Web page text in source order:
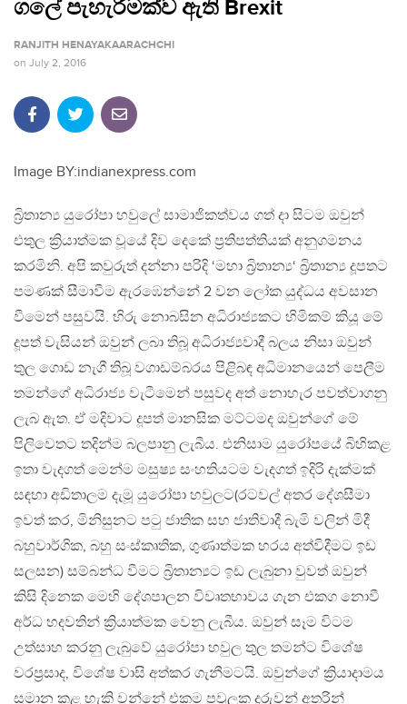
ගලේ පැහැරීමක්ව ඇති Brexit
RANJITH HENAYAKAARACHCHI
on July 2, 2016
Image BY:indianexpress.com
බ්‍රිතාන්‍ය යුරෝපා හවුලේ සාමාජිකත්වය ගත් දා සිටම ඔවුන්
එතුල ක්‍රියාත්මක වූයේ දිව දෙකේ ප්‍රතිපත්තියක් අනුගමනය
කරමිනි. අපි කවුරුත් දන්නා පරිදි ‘මහා බ්‍රිතාන්‍ය‘ බ්‍රිතාන්‍ය දූපතට
පමණක් සීමාවීම ඇරඹෙන්නේ 2 වන ලෝක යුද්ධය අවසාන
වීමෙන් පසුවයි. හිරු නොබසින අධිරාජ්‍යකට හිමිකම් කියූ මේ
දූපත් වැසියන් ඔවුන් ලබා තිබූ අධිරාජ්‍යවාදී බලය නිසා ඔවුන්
තුල ගොඩ නැගී තිබූ වගාඩම්බරය පිළිබඳ අධිමානයෙන් පෙලීම
තමන්ගේ අධිරාජ්‍ය වැටීමෙන් පසුවද අත් නොහැර පවත්වාගනු
ලැබ ඇත. ඒ මදිවාට දූපත් මානසික මට්ටමද ඔවුන්ගේ මේ
පිලිවෙතට තදින්ම බලපානු ලැබීය. එනිසාම යුරෝපයේ බිහිකළ
ඉතා වැදගත් මෙන්ම මසුෂ්‍ය සංහතියටම වැදගත් ඉදිරි දැක්මක්
සඳහා අඩිතාලම දැමූ යුරෝපා හවුලට(රටවල් අතර දේශසීමා
ඉවත් කර, මිනිසුනට පටු ජාතික සහ ජාතිවාදී බැමි වලින් මිදී
බහුවාර්ගික, බහු සංස්කෘතික, ගුණාත්මක හරය අත්විදීමට ඉඩ
සලසන) සම්බන්ධ වීමට බ්‍රිතාන්‍යට ඉඩ ලැබුනා වුවත් ඔවුන්
කිසි දිනෙක මෙහි දේශපාලන විවෘතභාවය ගැන එකග නොවී
අර්ධ හදවතින් ක්‍රියාත්මක වෙනු ලැබීය. ඔවුන් සෑම විටම
උත්සාහ කරනු ලැබුවේ යුරෝපා හවුල තුල තමන්ට විශේෂ
වරප්‍රසාද, විශේෂ වාසි අත්කර ගැනීමටයි. ඔවුන්ගේ ක්‍රියාදාමය
සමාන කළ හැකි වන්නේ එකම පවුලක දරුවන් අතරින්